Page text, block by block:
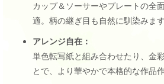
カップ＆ソーサーやプレートの全
適。柄の継ぎ目も自然に馴染みます
アレンジ自在：
単色転写紙と組み合わせたり、金
とで、より華やかで本格的な作品